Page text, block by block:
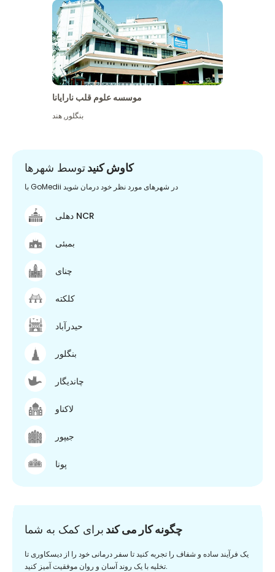
موسسه علوم قلب نارایانا
بنگلور,هند
کاوش کنیدتوسط شهرها
با GoMedii در شهرهای مورد نظر خود درمان شوید
دهلی NCR
بمبئی
چنای
کلکته
حیدرآباد
بنگلور
چاندیگار
لاکناو
جیپور
پونا
چگونه کار می کند برای کمک به شما
یک فرآیند ساده و شفاف را تجربه کنید تا سفر درمانی خود را از دیسکاوری تا
تخلیه با یک روند آسان و روان موفقیت آمیز کنید.